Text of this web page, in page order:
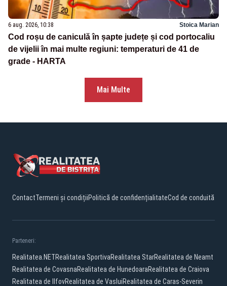
6 aug. 2026, 10:38 Stoica Marian
Cod roșu de caniculă în șapte județe și cod portocaliu
de vijelii în mai multe regiuni: temperaturi de 41 de
grade - HARTA
Mai Multe
ContactTermeni și condițiiPolitică de confidențialitateCod de conduită
Parteneri:
Realitatea.NETRealitatea SportivaRealitatea StarRealitatea de Neamt
Realitatea de CovasnaRealitatea de HunedoaraRealitatea de Craiova
Realitatea de IlfovRealitatea de VasluiRealitatea de Caras-Severin